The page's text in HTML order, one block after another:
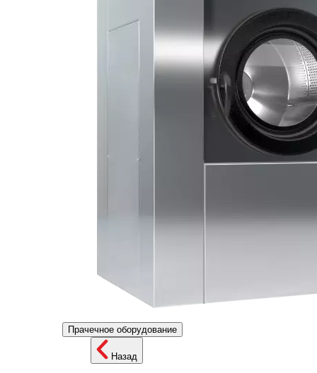
Прачечное оборудование
Назад